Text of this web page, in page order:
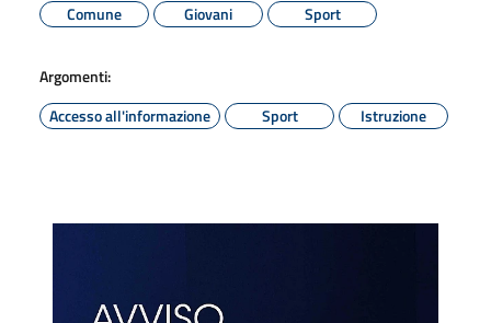
Comune
Giovani Sport
Argomenti:
Accesso all'informazione
Sport Istruzione